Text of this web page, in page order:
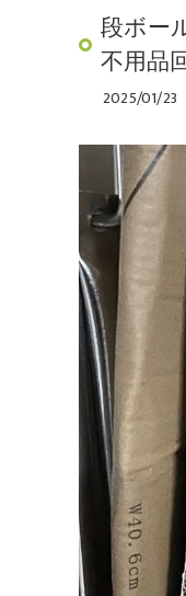
段ボー
不用品
2025/01/23